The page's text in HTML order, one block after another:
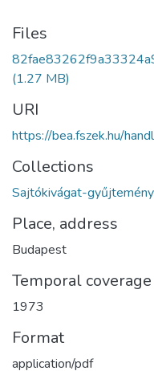
Files
(1.27 MB)
URI
https://bea.fszek.hu/
Collections
Sajtókivágat-gyűjtemény
Place, address
Budapest
Temporal coverage
1973
Format
application/pdf